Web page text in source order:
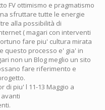
FV ottimismo e pragmatismo
sfruttare tutte le energie
alla possibilità di
( magari con interventi
fare piu' cultura mirata
questo processo e' gia' in
non un Blog meglio un sito
fare riferimento e
di piu' l 11-13 Maggio a